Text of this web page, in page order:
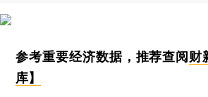
参考重要经济数据，推荐查阅 财
库】